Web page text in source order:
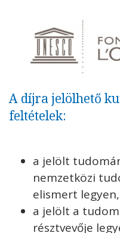
A díjra jelölhető
feltételek:
a jelölt
nemzetközi
elismert legyen,
a jelölt a
résztvevője